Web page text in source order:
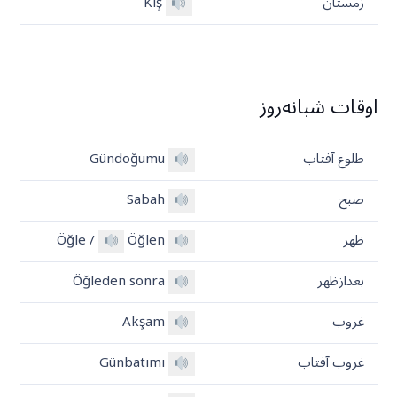
اوقات شبانه‌روز
طلوع آفتاب
Gündoğumu
صبح
Sabah
ظهر
Öğle /
Öğlen
بعدازظهر
Öğleden sonra
غروب
Akşam
غروب آفتاب
Günbatımı